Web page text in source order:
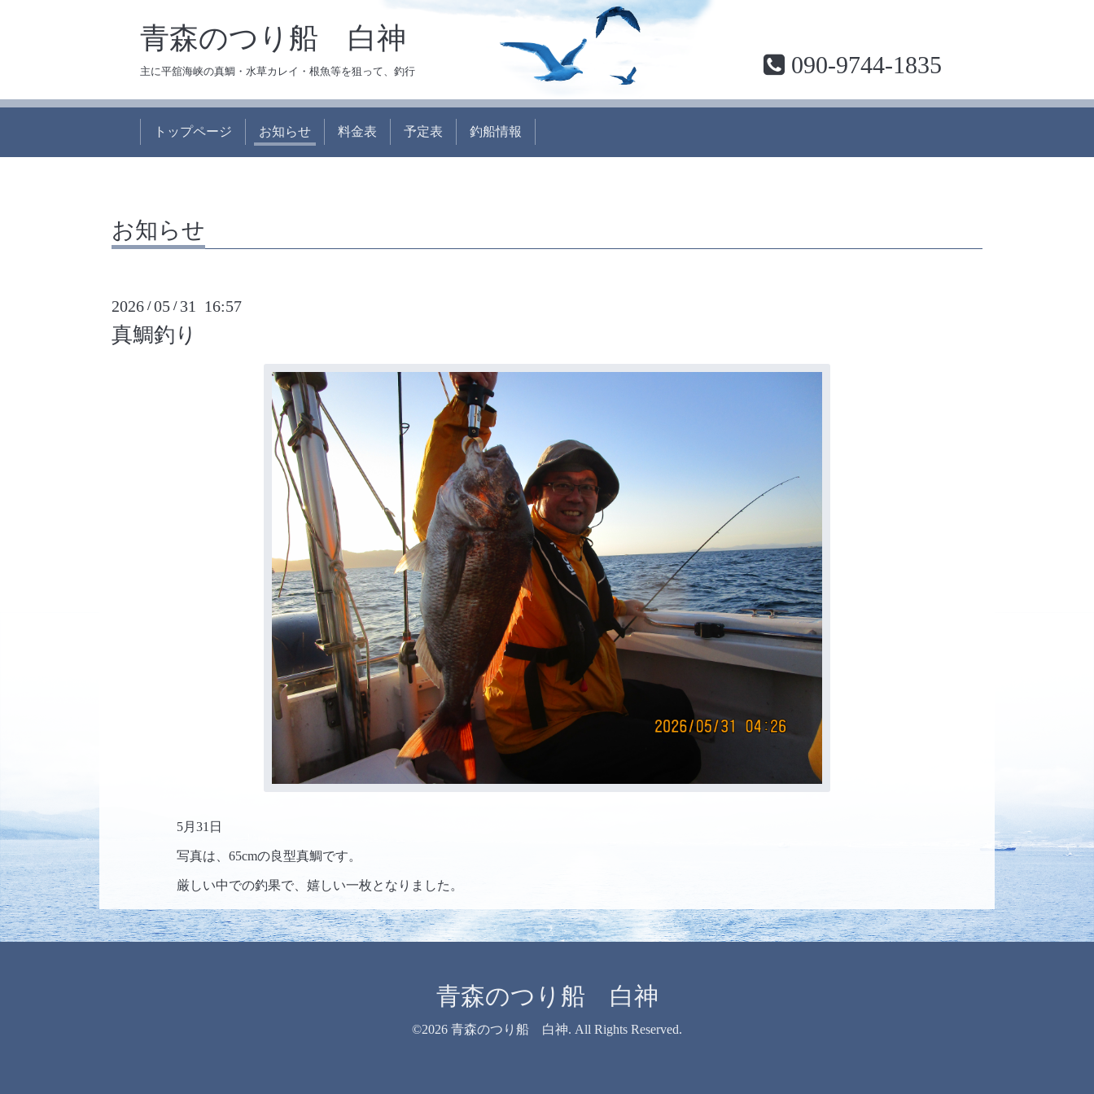
青森のつり船 白神
主に平舘海峡の真鯛・水草カレイ・根魚等を狙って、釣行 090-9744-1835
トップページ お知らせ 料金表 予定表 釣船情報
お知らせ
2026 /05 / 31 16:57
真鯛釣り
5月31日
写真は、65cmの良型真鯛です。
厳しい中での釣果で、嬉しい一枚となりました。
青森のつり船 白神
©2026 青森のつり船 白神. All Rights Reserved.